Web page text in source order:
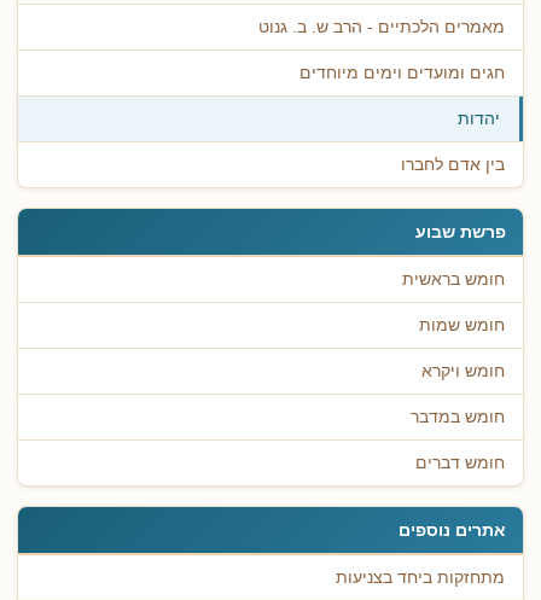
מאמרים הלכתיים - הרב ש. ב. גנוט
חגים ומועדים וימים מיוחדים
יהדות
בין אדם לחברו
פרשת שבוע
חומש בראשית
חומש שמות
חומש ויקרא
חומש במדבר
חומש דברים
אתרים נוספים
מתחזקות ביחד בצניעות